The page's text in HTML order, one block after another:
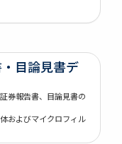
目論見書デ
券報告書、目論見書の
およびマイクロフィル